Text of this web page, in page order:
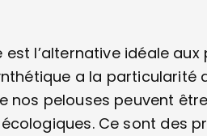
est l’alternative idéale
a la particularité
nos pelouses peuvent
Ce sont des